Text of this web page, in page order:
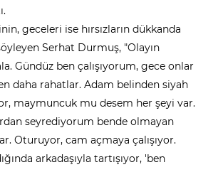
geceleri ise hırsızların dükkanda
Serhat Durmuş, "Olayın
Gündüz ben çalışıyorum, gece onlar
daha rahatlar. Adam belinden siyah
maymuncuk mu desem her şeyi var.
seyrediyorum bende olmayan
Oturuyor, cam açmaya çalışıyor.
arkadaşıyla tartışıyor, 'ben